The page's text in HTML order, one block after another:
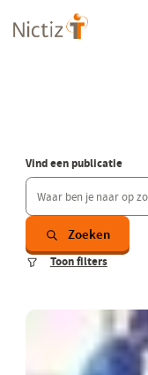
Overslaan
en
Vind een publicatie
Zoeken
Toon filters